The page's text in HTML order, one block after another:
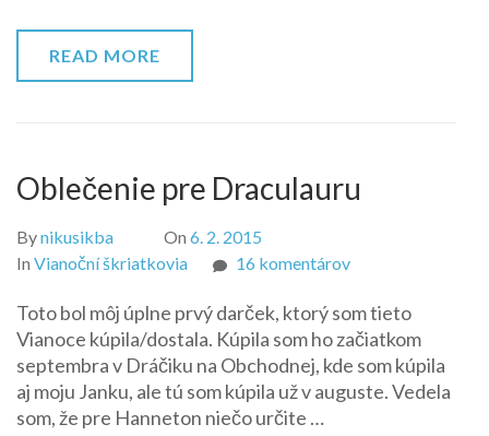
READ MORE
Oblečenie pre Draculauru
Bynikusikba On 6. 2. 2015
In Vianoční škriatkovia 16 komentárovna
pre
Draculauru
Toto bol môj úplne prvý darček, ktorý som tieto
Vianoce kúpila/dostala. Kúpila som ho začiatkom
septembra v Dráčiku na Obchodnej, kde som kúpila
aj moju Janku, ale tú som kúpila už v auguste. Vedela
som, že pre Hanneton niečo určite …